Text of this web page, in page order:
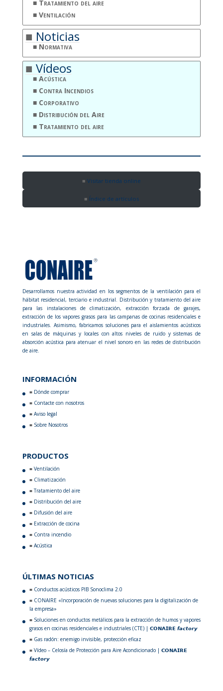
Tratamiento del aire
Ventilación
Noticias
Normativa
Vídeos
Acústica
Contra Incendios
Corporativo
Distribución del Aire
Tratamiento del aire
Visitar tienda online
Índice de artículos
Desarrollamos nuestra actividad en los segmentos de la ventilación para el
hábitat residencial, terciario e industrial. Distribución y tratamiento del aire
para las instalaciones de climatización, extracción forzada de garajes,
extracción de los vapores grasos para las campanas de cocinas residenciales e
industriales. Asimismo, fabricamos soluciones para el aislamientos acústicos
en salas de máquinas y locales con altos niveles de ruido y sistemas de
absorción acústica para atenuar el nivel sonoro en las redes de distribución
de aire.
INFORMACIÓN
Dónde comprar
Contacte con nosotros
Aviso legal
Sobre Nosotros
PRODUCTOS
Ventilación
Climatización
Tratamiento del aire
Distribución del aire
Difusión del aire
Extracción de cocina
Contra incendio
Acústica
ÚLTIMAS NOTICIAS
Conductos acústicos PIB Sonoclima 2.0
CONAIRE «Incorporación de nuevas soluciones para la digitalización de
la empresa»
Soluciones en conductos metálicos para la extracción de humos y vapores
grasos en cocinas residenciales e industriales (CTE) | 𝗖𝗢𝗡𝗔𝗜𝗥𝗘 𝙛𝙖𝙘𝙩𝙤𝙧𝙮
Gas radón: enemigo invisible, protección eficaz
Vídeo – Celosía de Protección para Aire Acondicionado | 𝗖𝗢𝗡𝗔𝗜𝗥𝗘
𝙛𝙖𝙘𝙩𝙤𝙧𝙮